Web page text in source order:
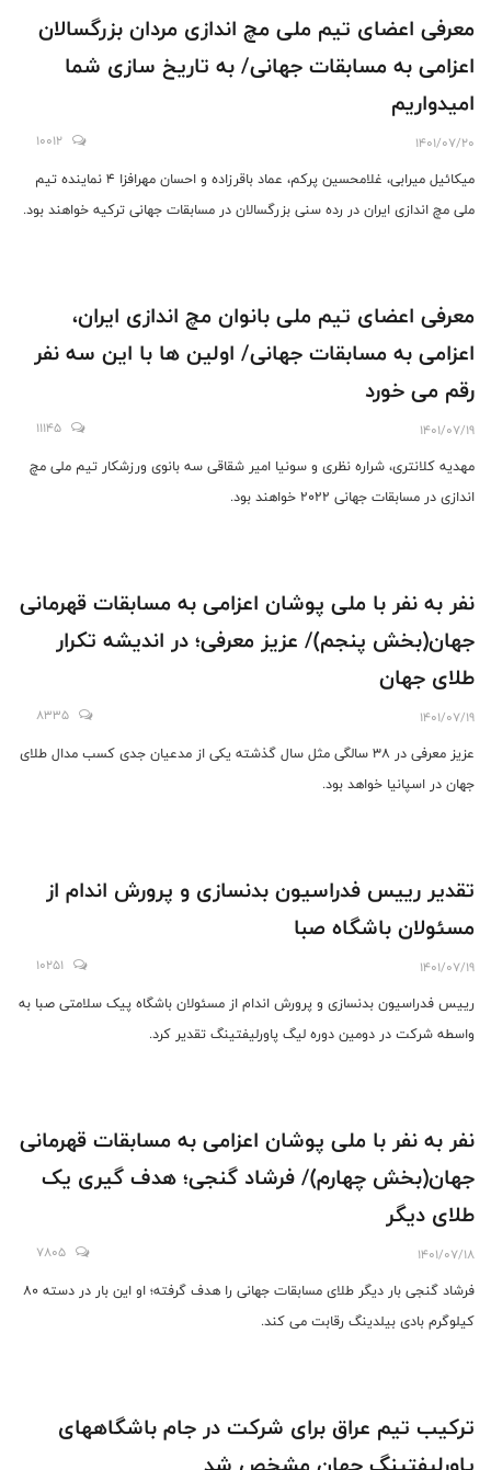
معرفی اعضای تیم ملی مچ اندازی مردان بزرگسالان
اعزامی به مسابقات جهانی/ به تاریخ سازی شما
امیدواریم
1401/07/20
10012
میکائیل میرابی، غلامحسین پرکم، عماد باقرزاده و احسان مهرافزا 4 نماینده تیم
ملی مچ اندازی ایران در رده سنی بزرگسالان در مسابقات جهانی ترکیه خواهند بود.
معرفی اعضای تیم ملی بانوان مچ اندازی ایران،
اعزامی به مسابقات جهانی/ اولین ها با این سه نفر
رقم می خورد
1401/07/19
11145
مهدیه کلانتری، شراره نظری و سونیا امیر شقاقی سه بانوی ورزشکار تیم ملی مچ
اندازی در مسابقات جهانی 2022 خواهند بود.
نفر به نفر با ملی پوشان اعزامی به مسابقات قهرمانی
جهان(بخش پنجم)/ عزیز معرفی؛ در اندیشه تکرار
طلای جهان
1401/07/19
8335
عزیز معرفی در 38 سالگی مثل سال گذشته یکی از مدعیان جدی کسب مدال طلای
جهان در اسپانیا خواهد بود.
تقدیر رییس فدراسیون بدنسازی و پرورش اندام از
مسئولان باشگاه صبا
1401/07/19
10251
رییس فدراسیون بدنسازی و پرورش اندام از مسئولان باشگاه پیک سلامتی صبا به
واسطه شرکت در دومین دوره لیگ پاورلیفتینگ تقدیر کرد.
نفر به نفر با ملی پوشان اعزامی به مسابقات قهرمانی
جهان(بخش چهارم)/ فرشاد گنجی؛ هدف گیری یک
طلای دیگر
1401/07/18
7805
فرشاد گنجی بار دیگر طلای مسابقات جهانی را هدف گرفته؛ او این بار در دسته 80
کیلوگرم بادی بیلدینگ رقابت می کند.
ترکیب تیم عراق برای شرکت در جام باشگاههای